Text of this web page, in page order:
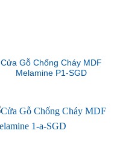
Cửa Gỗ Chống Cháy MDF
Melamine P1-SGD